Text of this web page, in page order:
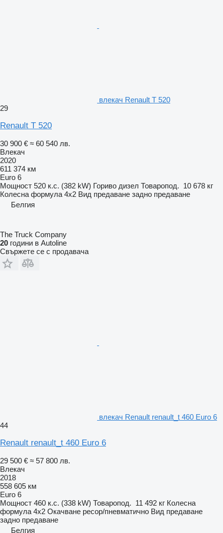
влекач Renault T 520
29
Renault T 520
30 900 € ≈ 60 540 лв.
Влекач
2020
611 374 км
Euro 6
Мощност 520 к.с. (382 kW) Гориво дизел Товаропод. 10 678 кг
Колесна формула 4x2 Вид предаване задно предаване
Белгия
The Truck Company
20 години в Autoline
Свържете се с продавача
влекач Renault renault_t 460 Euro 6
44
Renault renault_t 460 Euro 6
29 500 € ≈ 57 800 лв.
Влекач
2018
558 605 км
Euro 6
Мощност 460 к.с. (338 kW) Товаропод. 11 492 кг Колесна
формула 4x2 Окачване ресор/пневматично Вид предаване
задно предаване
Белгия